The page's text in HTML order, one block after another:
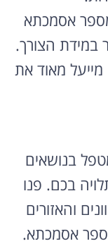
אסמכתא
במידת הצורך.
מאוד את
בנושאים
בכם. פנו
והאזורים
אסמכתא.